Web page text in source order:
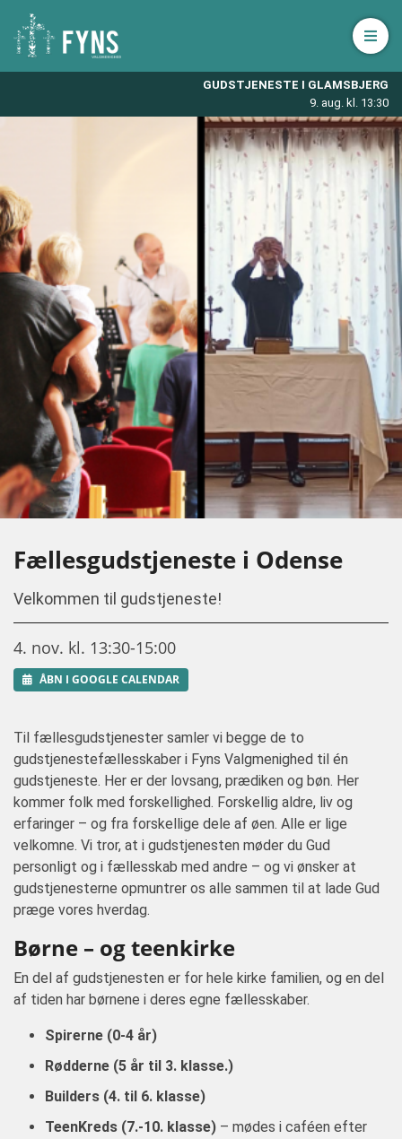
GUDSTJENESTE I GLAMSBJERG
9. aug. kl. 13:30
Åbn
Fællesgudstjeneste i Odense
Velkommen til gudstjeneste!
4. nov. kl. 13:30-15:00
ÅBN I GOOGLE CALENDAR
Til fællesgudstjenester samler vi begge de to
gudstjenestefællesskaber i Fyns Valgmenighed til én
gudstjeneste. Her er der lovsang, prædiken og bøn. Her
kommer folk med forskellighed. Forskellig aldre, liv og
erfaringer – og fra forskellige dele af øen. Alle er lige
velkomne. Vi tror, at i gudstjenesten møder du Gud
personligt og i fællesskab med andre – og vi ønsker at
gudstjenesterne opmuntrer os alle sammen til at lade Gud
præge vores hverdag.
Børne – og teenkirke
En del af gudstjenesten er for hele kirke familien, og en del
af tiden har børnene i deres egne fællesskaber.
Spirerne (0-4 år)
Rødderne (5 år til 3. klasse.)
Builders (4. til 6. klasse)
TeenKreds (7.-10. klasse) – mødes i caféen efter